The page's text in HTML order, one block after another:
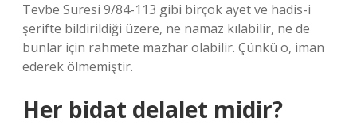
Tevbe Suresi 9/84-113 gibi birçok ayet ve hadis-i
şerifte bildirildiği üzere, ne namaz kılabilir, ne de
bunlar için rahmete mazhar olabilir. Çünkü o, iman
ederek ölmemiştir.
Her bidat delalet midir?